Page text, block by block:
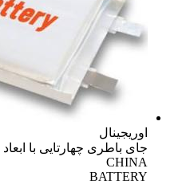
اوریجینال
جای باطری چهارتایی با ابعاد 7*6*2 سانتیمتر
CHINA
BATTERY